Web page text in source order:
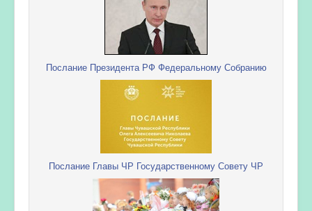
Послание Президента РФ Федеральному Собранию
Послание Главы ЧР Государственному Совету ЧР